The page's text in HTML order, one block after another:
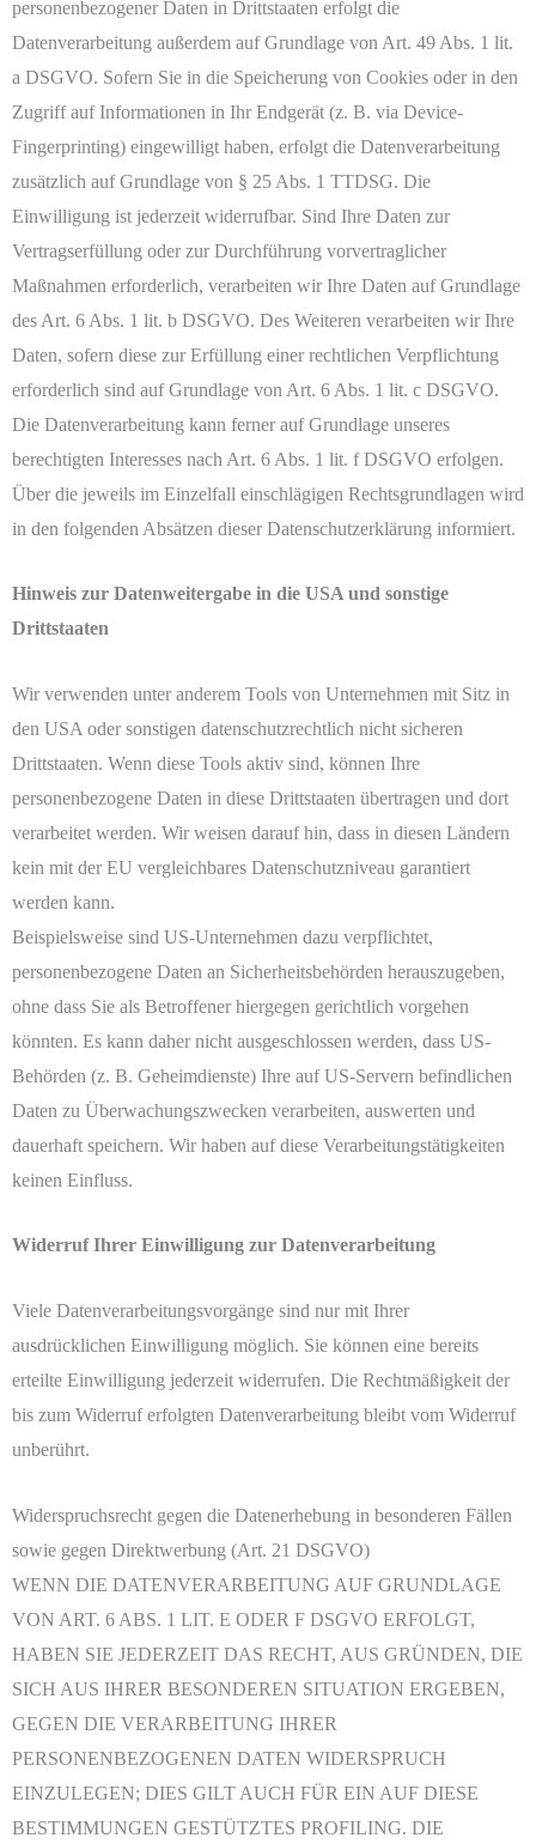
personenbezogener Daten in Drittstaaten erfolgt die
Datenverarbeitung außerdem auf Grundlage von Art. 49 Abs. 1 lit.
a DSGVO. Sofern Sie in die Speicherung von Cookies oder in den
Zugriff auf Informationen in Ihr Endgerät (z. B. via Device-
Fingerprinting) eingewilligt haben, erfolgt die Datenverarbeitung
zusätzlich auf Grundlage von § 25 Abs. 1 TTDSG. Die
Einwilligung ist jederzeit widerrufbar. Sind Ihre Daten zur
Vertragserfüllung oder zur Durchführung vorvertraglicher
Maßnahmen erforderlich, verarbeiten wir Ihre Daten auf Grundlage
des Art. 6 Abs. 1 lit. b DSGVO. Des Weiteren verarbeiten wir Ihre
Daten, sofern diese zur Erfüllung einer rechtlichen Verpflichtung
erforderlich sind auf Grundlage von Art. 6 Abs. 1 lit. c DSGVO.
Die Datenverarbeitung kann ferner auf Grundlage unseres
berechtigten Interesses nach Art. 6 Abs. 1 lit. f DSGVO erfolgen.
Über die jeweils im Einzelfall einschlägigen Rechtsgrundlagen wird
in den folgenden Absätzen dieser Datenschutzerklärung informiert.
Hinweis zur Datenweitergabe in die USA und sonstige
Drittstaaten
Wir verwenden unter anderem Tools von Unternehmen mit Sitz in
den USA oder sonstigen datenschutzrechtlich nicht sicheren
Drittstaaten. Wenn diese Tools aktiv sind, können Ihre
personenbezogene Daten in diese Drittstaaten übertragen und dort
verarbeitet werden. Wir weisen darauf hin, dass in diesen Ländern
kein mit der EU vergleichbares Datenschutzniveau garantiert
werden kann.
Beispielsweise sind US-Unternehmen dazu verpflichtet,
personenbezogene Daten an Sicherheitsbehörden herauszugeben,
ohne dass Sie als Betroffener hiergegen gerichtlich vorgehen
könnten. Es kann daher nicht ausgeschlossen werden, dass US-
Behörden (z. B. Geheimdienste) Ihre auf US-Servern befindlichen
Daten zu Überwachungszwecken verarbeiten, auswerten und
dauerhaft speichern. Wir haben auf diese Verarbeitungstätigkeiten
keinen Einfluss.
Widerruf Ihrer Einwilligung zur Datenverarbeitung
Viele Datenverarbeitungsvorgänge sind nur mit Ihrer
ausdrücklichen Einwilligung möglich. Sie können eine bereits
erteilte Einwilligung jederzeit widerrufen. Die Rechtmäßigkeit der
bis zum Widerruf erfolgten Datenverarbeitung bleibt vom Widerruf
unberührt.
Widerspruchsrecht gegen die Datenerhebung in besonderen Fällen
sowie gegen Direktwerbung (Art. 21 DSGVO)
WENN DIE DATENVERARBEITUNG AUF GRUNDLAGE
VON ART. 6 ABS. 1 LIT. E ODER F DSGVO ERFOLGT,
HABEN SIE JEDERZEIT DAS RECHT, AUS GRÜNDEN, DIE
SICH AUS IHRER BESONDEREN SITUATION ERGEBEN,
GEGEN DIE VERARBEITUNG IHRER
PERSONENBEZOGENEN DATEN WIDERSPRUCH
EINZULEGEN; DIES GILT AUCH FÜR EIN AUF DIESE
BESTIMMUNGEN GESTÜTZTES PROFILING. DIE